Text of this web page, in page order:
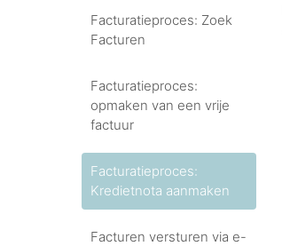
Facturatieproces: Zoek
Facturen
Facturatieproces:
opmaken van een vrije
factuur
Facturatieproces:
Kredietnota aanmaken
Facturen versturen via e-